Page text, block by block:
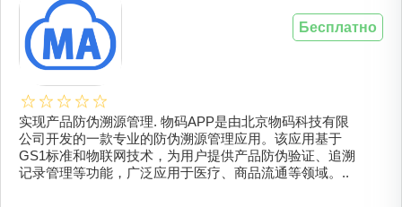
实现产品防伪溯源管理. 物码APP是由北京物码科技有限
公司开发的一款专业的防伪溯源管理应用。该应用基于
GS1标准和物联网技术，为用户提供产品防伪验证、追溯
记录管理等功能，广泛应用于医疗、商品流通等领域。..
Бесплатно